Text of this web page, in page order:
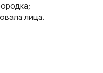
лица.